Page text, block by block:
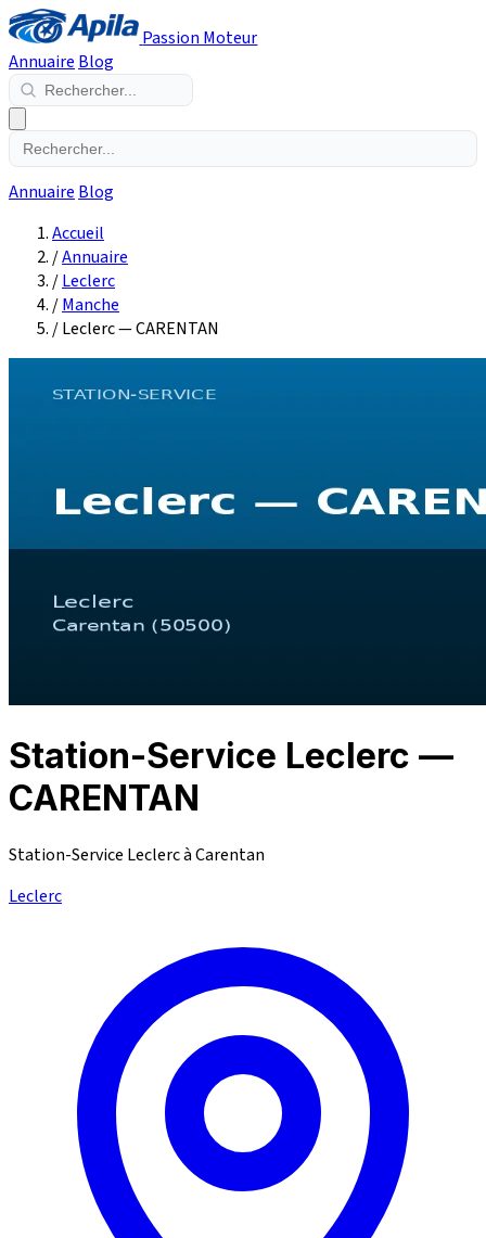
Passion Moteur
Annuaire Blog
Annuaire Blog
Accueil
/Annuaire
/Leclerc
/Manche
/Leclerc — CARENTAN
Station-Service Leclerc —
CARENTAN
Station-Service Leclerc à Carentan
Leclerc